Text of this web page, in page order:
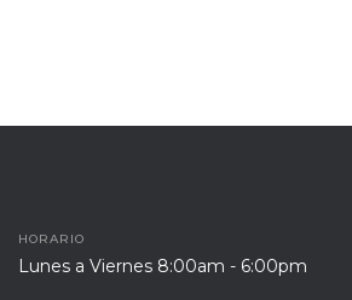
HORARIO
Lunes a Viernes 8:00am - 6:00pm